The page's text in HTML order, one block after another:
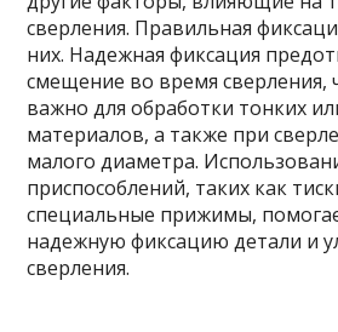
сверления. Правильная
них. Надежная фиксация
смещение во время сверления,
важно для обработки тонких
материалов, а также при
малого диаметра.
приспособлений, таких как
специальные прижимы,
надежную фиксацию детали и
сверления.